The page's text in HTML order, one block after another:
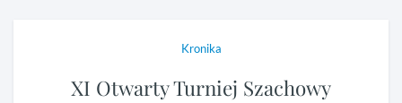
Kronika
XI Otwarty Turniej Szachowy